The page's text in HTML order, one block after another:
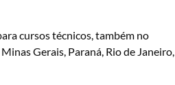
cursos técnicos, também no
Gerais, Paraná, Rio de Janeiro,